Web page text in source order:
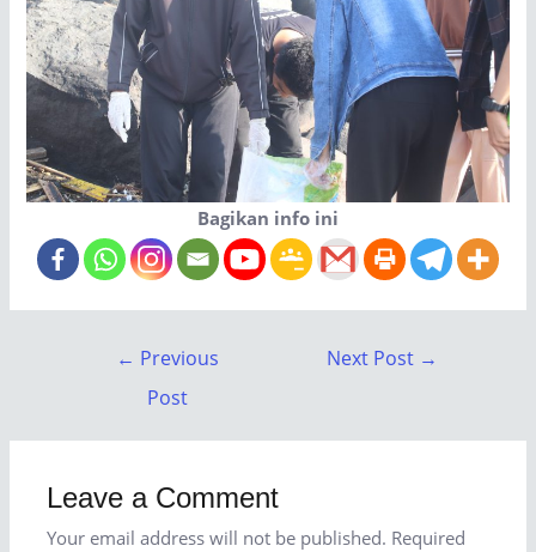
Bagikan info ini
← Previous
Post
Next Post →
Leave a Comment
Your email address will not be published. Required